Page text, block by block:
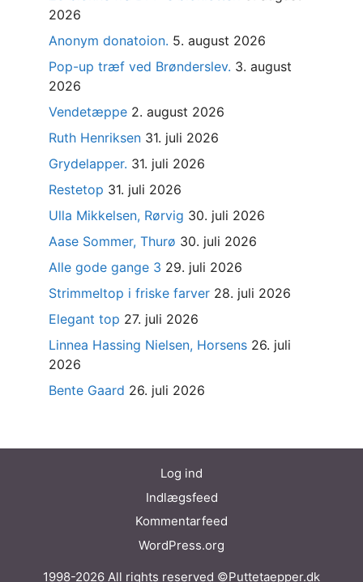
2026
Anonym donatoion. 5. august 2026
Pop-up træf ved Brønderslev. 3. august
2026
Vendetæppe 2. august 2026
Ruth Henriksen 31. juli 2026
Grydelapper. 31. juli 2026
Restetop 31. juli 2026
Ulla Mikkelsen, Rørvig 30. juli 2026
Aase Sommer, Thurø 30. juli 2026
Alle gode gange 3 29. juli 2026
Strimmeltop i friske farver 28. juli 2026
Elegant top 27. juli 2026
Linnea Hassing Nielsen, Horsens 26. juli
2026
Bente Gaard 26. juli 2026
Log ind
Indlægsfeed
Kommentarfeed
WordPress.org
1998-2026 All rights reserved ©Puttetaepper.dk